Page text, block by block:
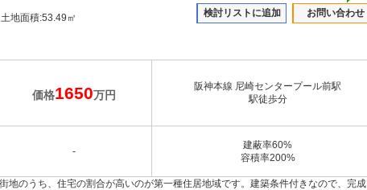
土地面積:53.49㎡ 検討リストに追加 お問い合わせ
価格1650万円
阪神本線 尼崎センタープール前駅
駅徒歩分
-
建蔽率60%
容積率200%
地のうち、住宅の割合が高いのが第一種住居地域です。建築条件付きなので、完成